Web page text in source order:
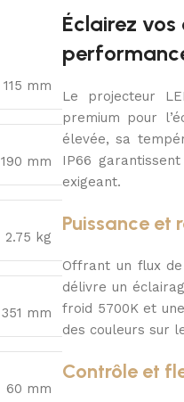
115 mm
190 mm
2.75 kg
351 mm
60 mm
Éclairez
Le projecteur
premium pour
élevée, sa
IP66
exigeant.
Puissance et
Offrant un flux
délivre un
froid 5700K et
des couleurs sur
Contrôle et